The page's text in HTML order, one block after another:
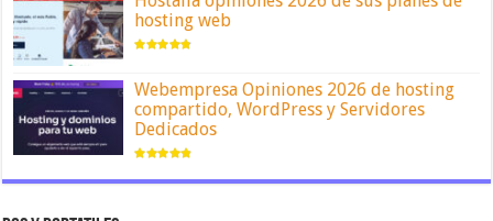
hosting web
Webempresa Opiniones 2026 de hosting
compartido, WordPress y Servidores
Dedicados